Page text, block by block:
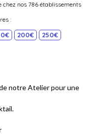
nos 786 établissements
:
200€ 250€
notre Atelier pour une